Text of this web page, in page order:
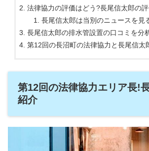
法律協力の評価はどう?長尾信太郎の
長尾信太郎は当別のニュースを見
長尾信太郎の排水管設置の口コミを分
第12回の長沼町の法律協力と長尾信太
第12回の法律協力エリア長!
紹介